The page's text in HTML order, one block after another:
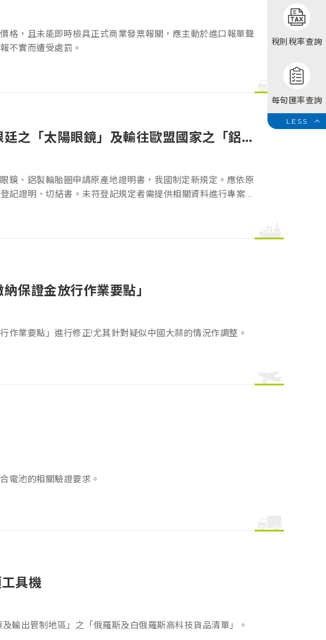
稅則稅率查詢
每旬匯率查詢
格，且未能即時檢具正式商業發票報關，應主動於進口報單聲
不實而遭受處罰。
之「太陽眼鏡」及輸往歐盟國家之「鋁製
鏡、鋁製輪胎圈申請原產地證明書，我國制定新規定。應依原
記證明、切結書。未符登記規定者需提供相關資料進行專案申
保證金放行作業要點」
業要點」進行修正!尤其針對疑似中國大蒜的情況作調整。
電池的相關驗證要求。
具機
輸出管制地區」之「俄羅斯及白俄羅斯高科技貨品清單」。